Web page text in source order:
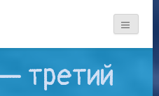
третий